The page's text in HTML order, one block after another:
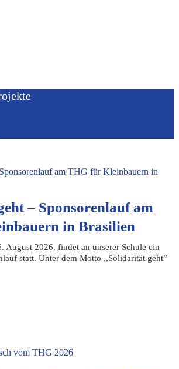
– Sponsorenlauf am
in Brasilien
August 2026, findet an unserer Schule ein
statt. Unter dem Motto ,,Solidarität geht”